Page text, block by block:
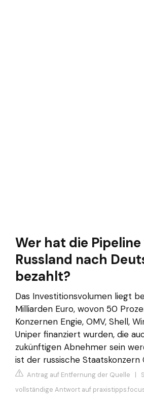
Wer hat die Pipeline
Russland nach
bezahlt?
Das Investitionsvolumen liegt
Milliarden Euro, wovon 50
Konzernen Engie, OMV, Shell,
Uniper finanziert wurden, die
zukünftigen Abnehmer sein
ist der russische Staatskonzern
Antrag auf Entfernung der Quelle |
vollständige Antwort auf